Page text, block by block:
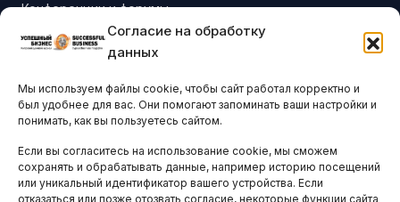
Согласие на обработку
данных
Мы используем файлы cookie, чтобы сайт работал корректно и
был удобнее для вас. Они помогают запоминать ваши настройки и
понимать, как вы пользуетесь сайтом.
Если вы согласитесь на использование cookie, мы сможем
сохранять и обрабатывать данные, например историю посещений
или уникальный идентификатор вашего устройства. Если
отказаться или позже отозвать согласие, некоторые функции сайта
Конференции и форумы
Бизнес-клубы и ассоциации
Остальные новости
АНАЛИТИКА И СТАТИСТИКА
ARTICLES IN ENGLISH